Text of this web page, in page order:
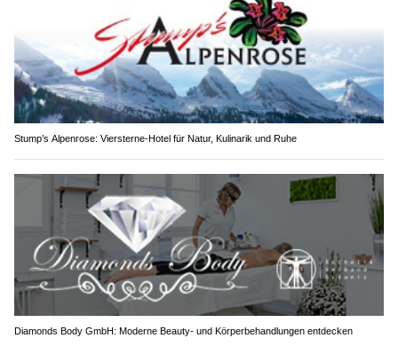
Stump’s Alpenrose: Viersterne-Hotel für Natur, Kulinarik und Ruhe
Diamonds Body GmbH: Moderne Beauty- und Körperbehandlungen entdecken